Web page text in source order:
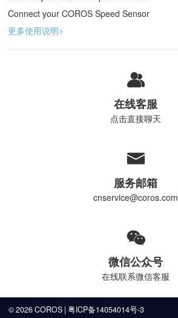
Connect your COROS Speed Sensor
更多使用说明>
在线客服
点击直接聊天
服务邮箱
cnservice@coros.com
微信公众号
在线联系微信客服
© 2026 COROS |粤ICP备14054014号-3